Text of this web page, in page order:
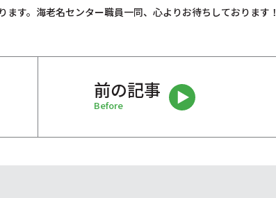
す。海老名センター職員一同、心よりお待ちしております！
前の記事
Before